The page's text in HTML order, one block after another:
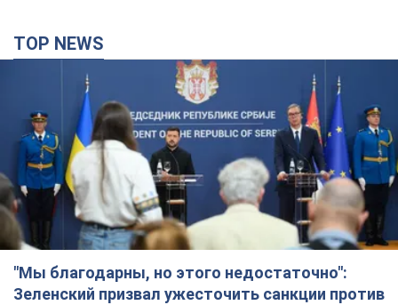
TOP NEWS
"Мы благодарны, но этого недостаточно":
Зеленский призвал ужесточить санкции против